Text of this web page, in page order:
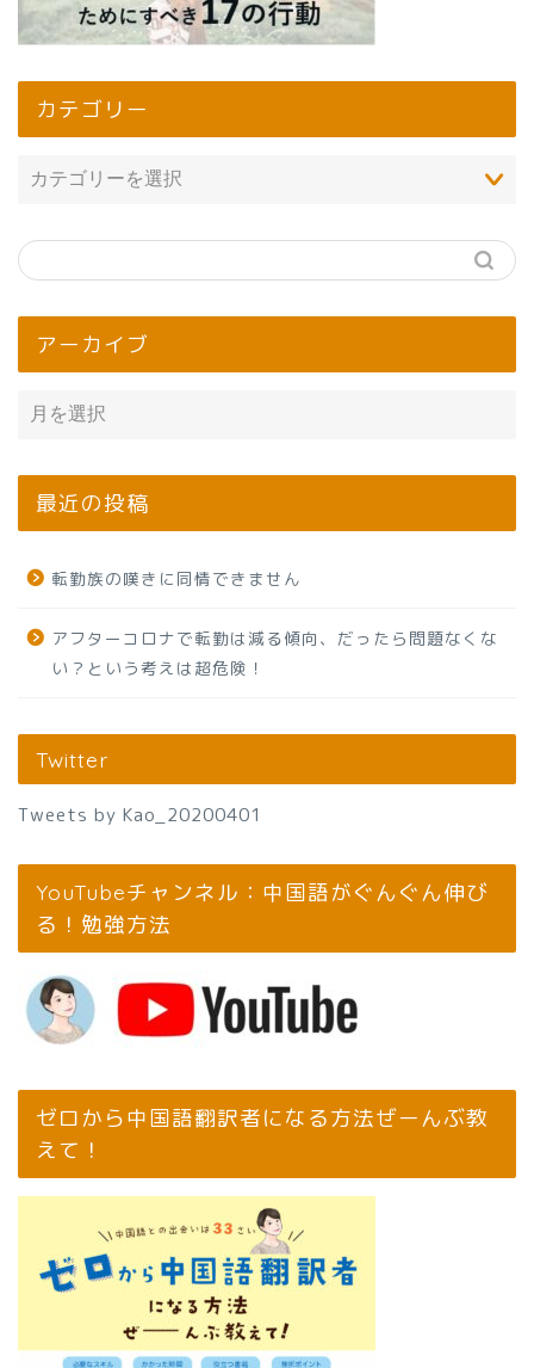
カテゴリー
アーカイブ
最近の投稿
転勤族の嘆きに同情できません
アフターコロナで転勤は減る傾向、だったら問題なくな
い？という考えは超危険！
Twitter
Tweets by Kao_20200401
YouTubeチャンネル：中国語がぐんぐん伸び
る！勉強方法
ゼロから中国語翻訳者になる方法ぜーんぶ教
えて！